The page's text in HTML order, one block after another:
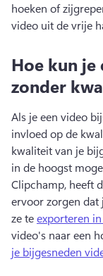
hoeken of
video uit de vrije
Hoe kun je
zonder
Als je een video
invloed op de
kwaliteit van je
in de hoogst
Clipchamp, heeft
ervoor zorgen dat
ze te exporteren
video's naar een
je bijgesneden